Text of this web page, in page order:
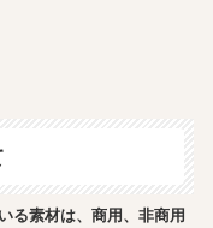
る素材は、商用、非商用